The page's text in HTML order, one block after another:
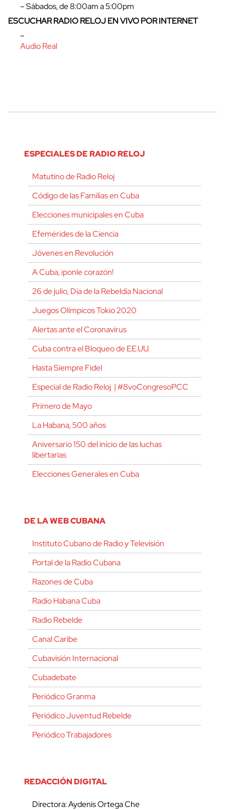
– Sábados, de 8:00am a 5:00pm
ESCUCHAR RADIO RELOJ EN VIVO POR INTERNET
–
Audio Real
ESPECIALES DE RADIO RELOJ
Matutino de Radio Reloj
Código de las Familias en Cuba
Elecciones municipales en Cuba
Efemérides de la Ciencia
Jóvenes en Revolución
A Cuba, ¡ponle corazón!
26 de julio, Día de la Rebeldía Nacional
Juegos Olímpicos Tokio 2020
Alertas ante el Coronavirus
Cuba contra el Bloqueo de EE.UU.
Hasta Siempre Fidel
Especial de Radio Reloj | #8voCongresoPCC
Primero de Mayo
La Habana, 500 años
Aniversario 150 del inicio de las luchas
libertarias
Elecciones Generales en Cuba
DE LA WEB CUBANA
Instituto Cubano de Radio y Televisión
Portal de la Radio Cubana
Razones de Cuba
Radio Habana Cuba
Radio Rebelde
Canal Caribe
Cubavisión Internacional
Cubadebate
Periódico Granma
Periódico Juventud Rebelde
Periódico Trabajadores
REDACCIÓN DIGITAL
Directora: Aydenis Ortega Che